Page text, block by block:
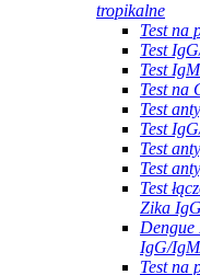
tropikalne
Test na
Test
Test
Test na
Test
Test
Test
Test
Test
Zika
IgG/
Test na